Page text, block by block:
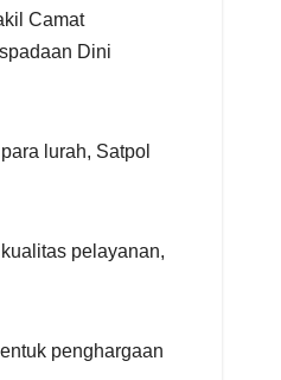
Camat
Dini
lurah, Satpol
pelayanan,
penghargaan